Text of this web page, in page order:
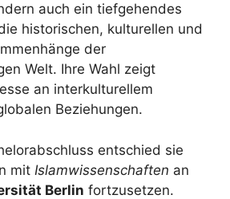
auch ein tiefgehendes
historischen, kulturellen und
der
Welt. Ihre Wahl zeigt
an interkulturellem
Beziehungen.
entschied sie
mit Islamwissenschaften an
Berlin fortzusetzen.